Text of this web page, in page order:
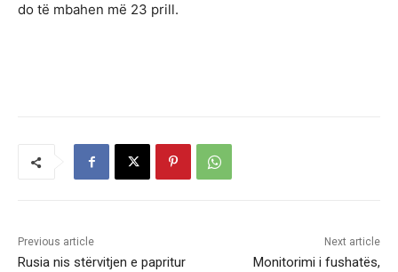
do të mbahen më 23 prill.
Previous article
Rusia nis stërvitjen e papritur
Next article
Monitorimi i fushatës,